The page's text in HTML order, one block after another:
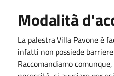
Modalità
La palestra Villa Pavone è
infatti non possiede
Raccomandiamo